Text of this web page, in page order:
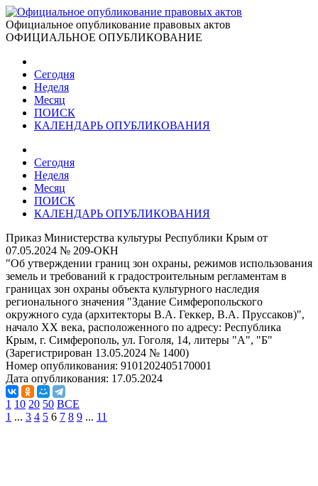
Официальное опубликование правовых актов
ОФИЦИАЛЬНОЕ ОПУБЛИКОВАНИЕ
Сегодня
Неделя
Месяц
ПОИСК
КАЛЕНДАРЬ ОПУБЛИКОВАНИЯ
Сегодня
Неделя
Месяц
ПОИСК
КАЛЕНДАРЬ ОПУБЛИКОВАНИЯ
Приказ Министерства культуры Республики Крым от
07.05.2024 № 209-ОКН
"Об утверждении границ зон охраны, режимов использования
земель и требований к градостроительным регламентам в
границах зон охраны объекта культурного наследия
регионального значения "Здание Симферопольского
окружного суда (архитекторы В.А. Геккер, В.А. Пруссаков)",
начало XX века, расположенного по адресу: Республика
Крым, г. Симферополь, ул. Гоголя, 14, литеры "А", "Б"
(Зарегистрирован 13.05.2024 № 1400)
Номер опубликования: 9101202405170001
Дата опубликования: 17.05.2024
1 10 20 50 ВСЕ
1 ... 3 4 5 6 7 8 9 ... 11